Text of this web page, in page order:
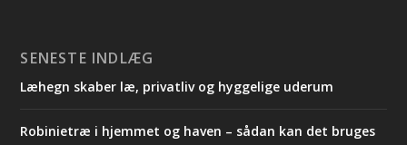
SENESTE INDLÆG
Læhegn skaber læ, privatliv og hyggelige uderum
Robinietræ i hjemmet og haven – sådan kan det bruges